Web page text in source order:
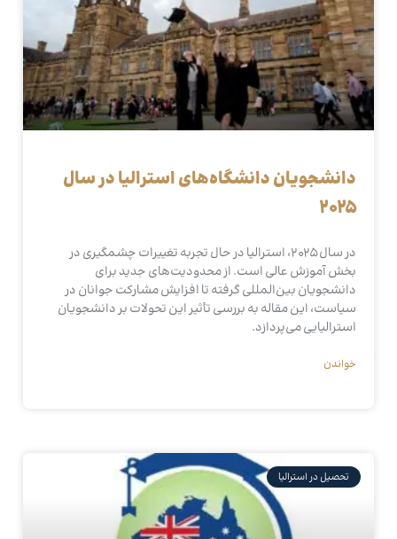
دانشجویان دانشگاه‌های استرالیا در سال
۲۰۲۵
در سال ۲۰۲۵، استرالیا در حال تجربه تغییرات چشمگیری در
بخش آموزش عالی است. از محدودیت‌های جدید برای
دانشجویان بین‌المللی گرفته تا افزایش مشارکت جوانان در
سیاست، این مقاله به بررسی تأثیر این تحولات بر دانشجویان
استرالیایی می‌پردازد.
خواندن
تحصیل در استرالیا